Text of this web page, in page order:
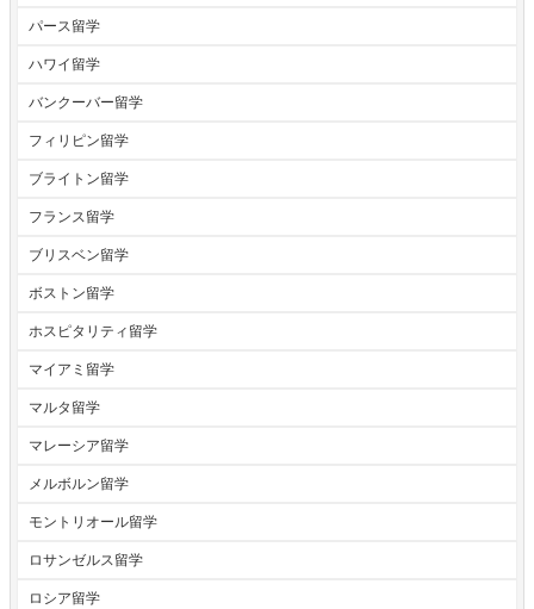
パース留学
ハワイ留学
バンクーバー留学
フィリピン留学
ブライトン留学
フランス留学
ブリスベン留学
ボストン留学
ホスピタリティ留学
マイアミ留学
マルタ留学
マレーシア留学
メルボルン留学
モントリオール留学
ロサンゼルス留学
ロシア留学